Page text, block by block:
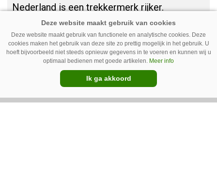
Nederland is een trekkermerk rijker.
Veehouderij Techniek ontdekt dat de in
Turkije gebouwde Armatrac CRD4 veel
trekker biedt voor relatief weinig geld.
Deze website maakt gebruik van functionele en analytische cookies. Deze
cookies maken het gebruik van deze site zo prettig mogelijk in het gebruik. U
hoeft bijvoorbeeld niet steeds opnieuw gegevens in te voeren en kunnen wij u
optimaal bedienen met goede artikelen. Meer info
Ik ga akkoord